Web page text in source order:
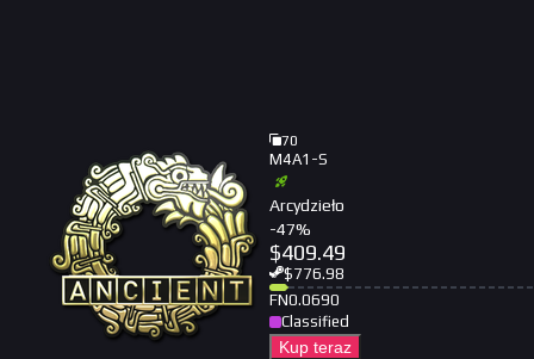
70
M4A1-S
Arcydzieło
-47%
$409.49
$776.98
FN0.0690
Classified
Kup teraz